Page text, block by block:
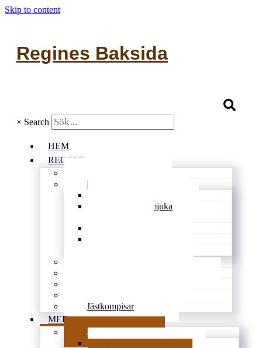
Skip to content
Regines Baksida
× Search
HEM
RECEPT
Bullar & kakor
Rutor och mjuka
Jästkompisar
MER
BLOGG